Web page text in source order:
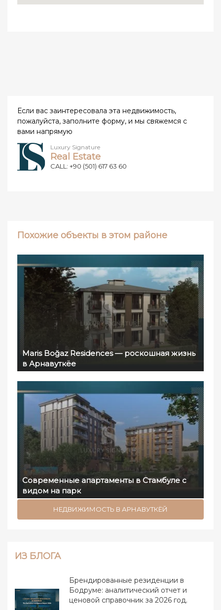
Если вас заинтересовала эта недвижимость,
пожалуйста, заполните форму, и мы свяжемся с
вами напрямую
Luxury Signature
Real Estate
CALL: +90 (501) 617 63 60
Похожие объекты в этом районе
Maris Boğaz Residences — роскошная жизнь
в Арнавуткёе
Современные апартаменты в Стамбуле с
видом на парк
НЕДВИЖИМОСТЬ В АРНАВУТКЁЙ
ИЗ БЛОГА
Брендированные резиденции в
Бодруме: аналитический отчет и
ценовой справочник за 2026 год.